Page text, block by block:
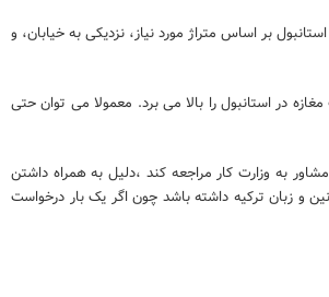
دنیای قصه‌ها در بخش آسیایی استانبول
بر اساس متراژ مورد نیاز، نزدیکی به خیابان، و
در استانبول را بالا می برد. معمولا می توان حتی
به وزارت کار مراجعه کند ،دلیل به همراه داشتن
و زبان ترکیه داشته باشد چون اگر یک بار درخواست